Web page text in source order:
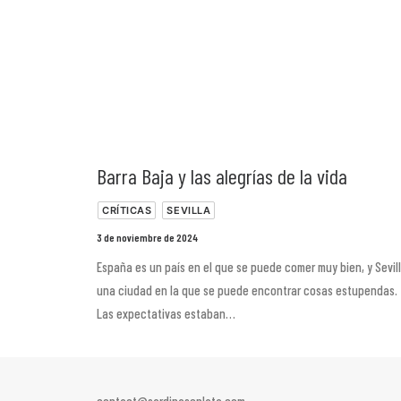
Barra Baja y las alegrías de la vida
CRÍTICAS SEVILLA
3 de noviembre de 2024
España es un país en el que se puede comer muy bien, y
una ciudad en la que se puede encontrar cosas estupendas.
Las expectativas estaban…